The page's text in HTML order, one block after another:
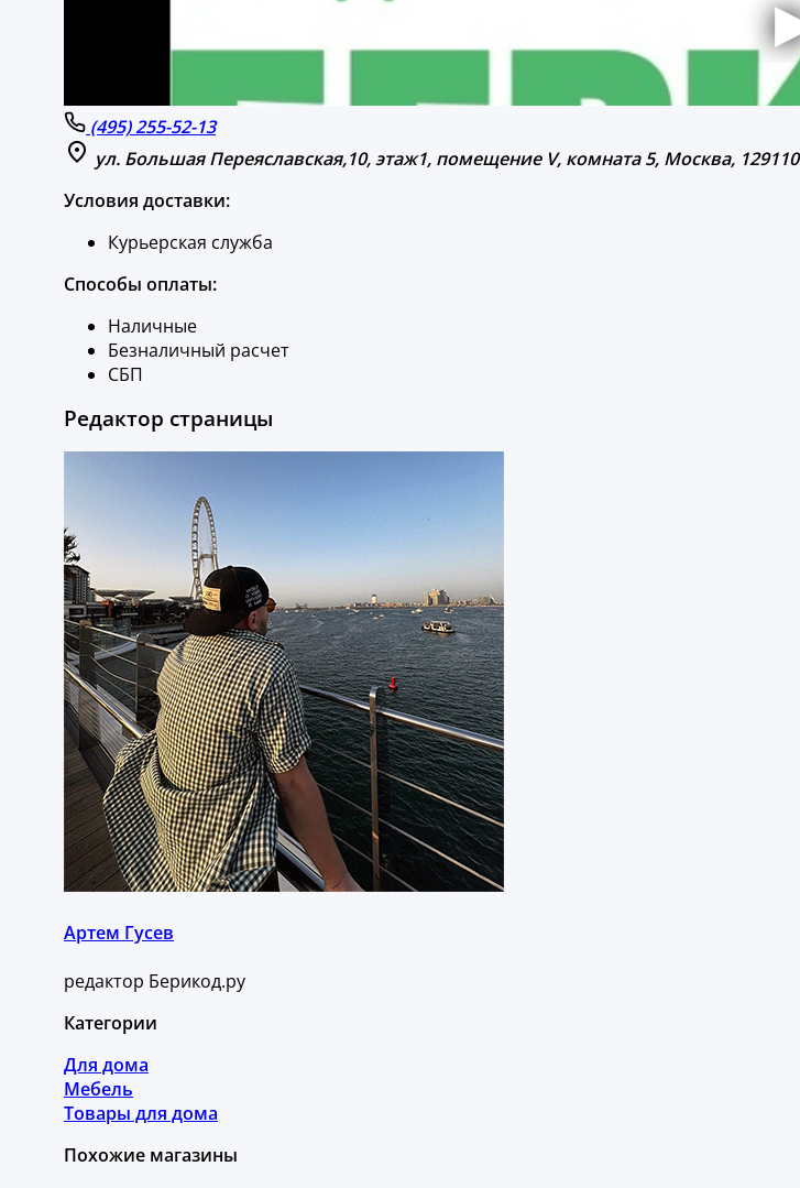
(495) 255-52-13
ул. Большая Переяславская,10, этаж1, помещение V, комната 5, Москва, 129110
Условия доставки:
Курьерская служба
Способы оплаты:
Наличные
Безналичный расчет
СБП
Редактор страницы
Артем Гусев
редактор Берикод.ру
Категории
Для дома
Мебель
Товары для дома
Похожие магазины